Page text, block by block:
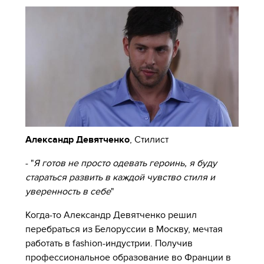
Александр Девятченко, Стилист
- "Я готов не просто одевать героинь, я буду
стараться развить в каждой чувство стиля и
уверенность в себе"
Когда-то Александр Девятченко решил
перебраться из Белоруссии в Москву, мечтая
работать в fashion-индустрии. Получив
профессиональное образование во Франции в